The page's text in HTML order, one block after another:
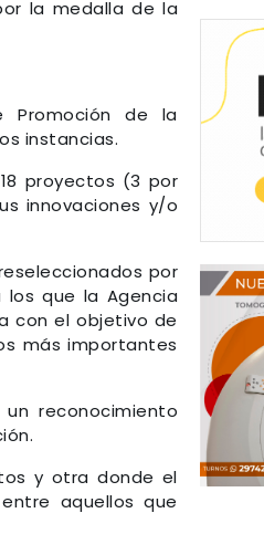
la medalla de la
Promoción de la
instancias.
proyectos (3 por
innovaciones y/o
por
que la Agencia
con el objetivo de
más importantes
reconocimiento
y otra donde el
aquellos que